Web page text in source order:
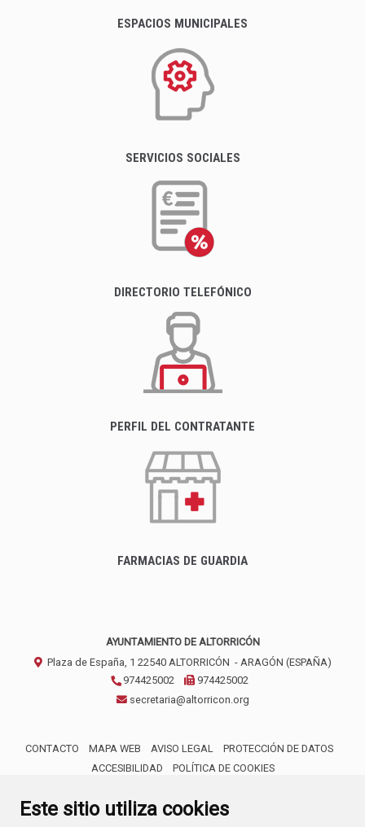
Este sitio utiliza cookies
ESPACIOS MUNICIPALES
SERVICIOS SOCIALES
DIRECTORIO TELEFÓNICO
PERFIL DEL CONTRATANTE
FARMACIAS DE GUARDIA
AYUNTAMIENTO DE ALTORRICÓN
Plaza de España, 1 22540 ALTORRICÓN - ARAGÓN (ESPAÑA)
974425002
974425002
secretaria@altorricon.org
CONTACTO MAPA WEB AVISO LEGAL
PROTECCIÓN DE DATOS
ACCESIBILIDAD
POLÍTICA DE COOKIES